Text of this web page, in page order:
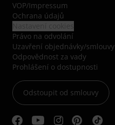
VOP/Impressum
Ochrana údajů
Právo na odvolání
Uzavření objednávky/smlouvy
Odpovědnost za vady
Prohlášení o dostupnosti
Odstoupit od smlouvy